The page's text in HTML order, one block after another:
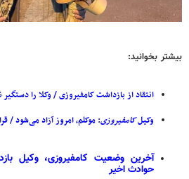
بیشتر بخوانید:
انتقاد از بازداشت کامفیروزی / وکلا را دستگیر
وکیلکامفیروزی: موکلم، امروز آزاد می‌شود /
آخرین وضعیت کامفیروزی، وکیل
حوادث اخیر